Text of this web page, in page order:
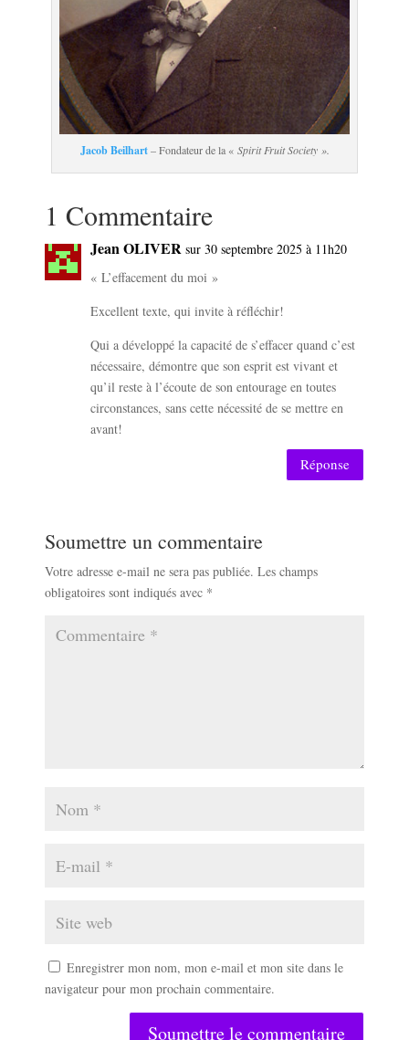
Jacob Beilhart– Fondateur de la « Spirit Fruit Society ».
1 Commentaire
Jean OLIVER sur 30 septembre 2025 à 11h20
« L’effacement du moi »
Excellent texte, qui invite à réfléchir!
Qui a développé la capacité de s’effacer quand c’est
nécessaire, démontre que son esprit est vivant et
qu’il reste à l’écoute de son entourage en toutes
circonstances, sans cette nécessité de se mettre en
avant!
Réponse
Soumettre un commentaire
Votre adresse e-mail ne sera pas publiée. Les champs
obligatoires sont indiqués avec *
Enregistrer mon nom, mon e-mail et mon site dans le
navigateur pour mon prochain commentaire.
Soumettre le commentaire